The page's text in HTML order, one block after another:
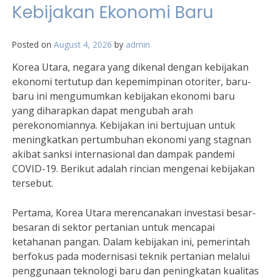
Kebijakan Ekonomi Baru
Posted on August 4, 2026 by admin
Korea Utara, negara yang dikenal dengan kebijakan
ekonomi tertutup dan kepemimpinan otoriter, baru-
baru ini mengumumkan kebijakan ekonomi baru
yang diharapkan dapat mengubah arah
perekonomiannya. Kebijakan ini bertujuan untuk
meningkatkan pertumbuhan ekonomi yang stagnan
akibat sanksi internasional dan dampak pandemi
COVID-19. Berikut adalah rincian mengenai kebijakan
tersebut.
Pertama, Korea Utara merencanakan investasi besar-
besaran di sektor pertanian untuk mencapai
ketahanan pangan. Dalam kebijakan ini, pemerintah
berfokus pada modernisasi teknik pertanian melalui
penggunaan teknologi baru dan peningkatan kualitas